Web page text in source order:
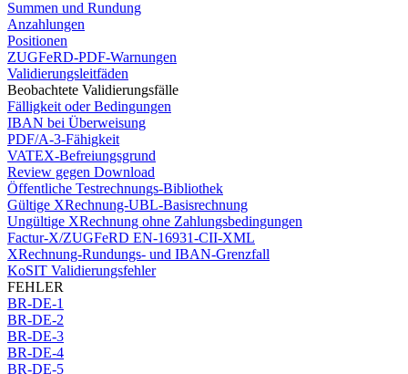
Summen und Rundung
Anzahlungen
Positionen
ZUGFeRD-PDF-Warnungen
Validierungsleitfäden
Beobachtete Validierungsfälle
Fälligkeit oder Bedingungen
IBAN bei Überweisung
PDF/A-3-Fähigkeit
VATEX-Befreiungsgrund
Review gegen Download
Öffentliche Testrechnungs-Bibliothek
Gültige XRechnung-UBL-Basisrechnung
Ungültige XRechnung ohne Zahlungsbedingungen
Factur-X/ZUGFeRD EN-16931-CII-XML
XRechnung-Rundungs- und IBAN-Grenzfall
KoSIT Validierungsfehler
FEHLER
BR-DE-1
BR-DE-2
BR-DE-3
BR-DE-4
BR-DE-5